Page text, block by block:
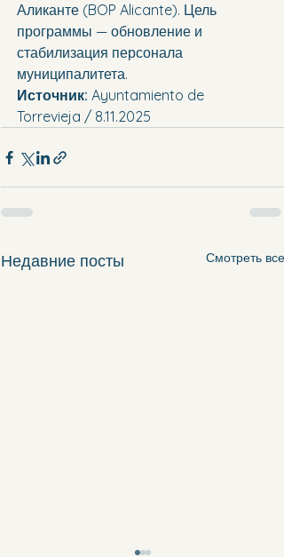
Аликанте (BOP Alicante). Цель
программы — обновление и
стабилизация персонала
муниципалитета.
Источник: Ayuntamiento de
Torrevieja / 8.11.2025
Недавние посты Смотреть все